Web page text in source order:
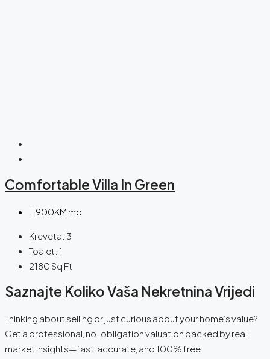
Comfortable Villa In Green
1.900KM mo
Kreveta: 3
Toalet: 1
2180Sq Ft
Saznajte Koliko Vaša Nekretnina Vrijedi
Thinking about selling or just curious about your home’s value?
Get a professional, no-obligation valuation backed by real
market insights—fast, accurate, and 100% free.